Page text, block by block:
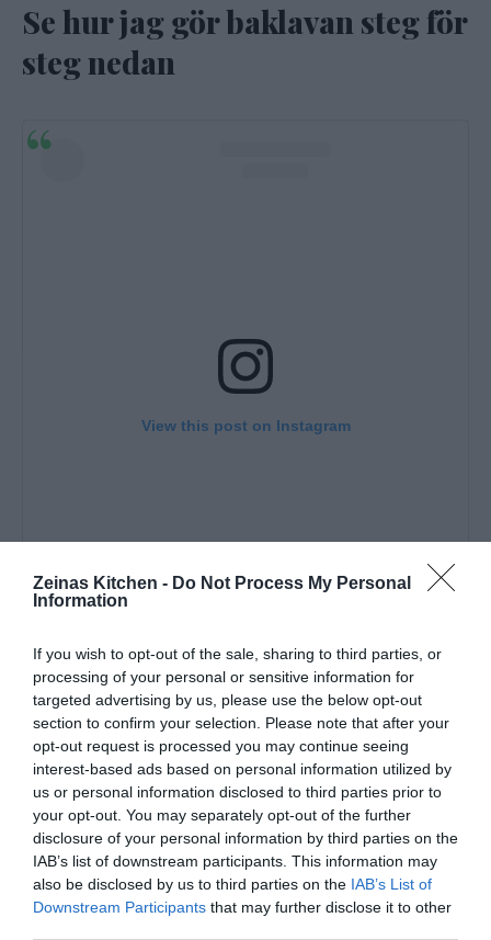
Zeinas Kitchen - Do Not Process My Personal
Information
If you wish to opt-out of the sale, sharing to third parties, or
processing of your personal or sensitive information for
targeted advertising by us, please use the below opt-out
section to confirm your selection. Please note that after your
opt-out request is processed you may continue seeing
interest-based ads based on personal information utilized by
us or personal information disclosed to third parties prior to
your opt-out. You may separately opt-out of the further
disclosure of your personal information by third parties on the
IAB’s list of downstream participants. This information may
also be disclosed by us to third parties on the IAB’s List of
Downstream Participants that may further disclose it to other
Se hur jag gör baklavan steg för
steg nedan
View this post on Instagram
A post shared by ZEINA MOURTADA (@zeinaskitchen)
Gör såhär:
Börja med pistagemassan. Mixa pistagenötterna fint. Ta
undan lite till garnering. Tillsätt sedan florsocker och
socker, mixa lite till. Tillsätt vatten och mixa tills du får
en slät massa. Om massan känns för tjock kan du tillsätta
lite mer vätska. Ställ åt sidan.